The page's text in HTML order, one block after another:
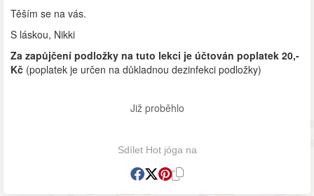
Těším se na vás.
S láskou, Nikki
Za zapůjčení podložky na tuto lekci je účtován poplatek 20,-
Kč (poplatek je určen na důkladnou dezinfekci podložky)
Již proběhlo
Sdílet Hot jóga na